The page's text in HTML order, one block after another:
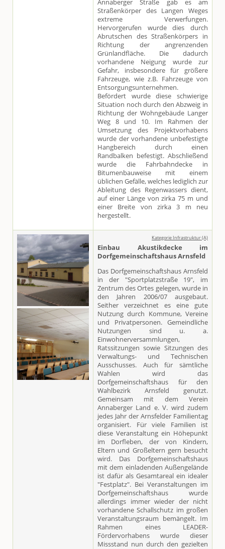
Annaberger Straße gab es am
Straßenkörper des Langen Weges
extreme Verwerfungen.
Hervorgerufen wurde dies durch
Abrutschen des Straßenkörpers in
Richtung der angrenzenden
Grünlandfläche. Die dadurch
vorhandene Neigung wurde zur
Gefahr, insbesondere für größere
Fahrzeuge, wie z.B. Fahrzeuge von
Entsorgungsunternehmen.
Befördert wurde diese schwierige
Situation noch durch den Abzweig in
Richtung der Wohngebäude Langer
Weg 8 und 10. Im Rahmen der
Umsetzung des Projektvorhabens
wurde der vorhandene unbefestigte
Hangbereich durch einen
Randbalken befestigt. Abschließend
wurde die Fahrbahndecke in
Bitumenbauweise mit einem
üblichen Gefälle, welches lediglich zur
Ableitung des Regenwassers dient,
auf einer Länge von zirka 75 m und
einer Breite von zirka 3 m neu
hergestellt.
Kategorie Infrastruktur (A)
Einbau Akustikdecke im
Dorfgemeinschaftshaus Arnsfeld
Das Dorfgemeinschaftshaus Arnsfeld
in der "Sportplatzstraße 19", im
Zentrum des Ortes gelegen, wurde in
den Jahren 2006/07 ausgebaut.
Seither verzeichnet es eine gute
Nutzung durch Kommune, Vereine
und Privatpersonen. Gemeindliche
Nutzungen sind u. a.
Einwohnerversammlungen,
Ratssitzungen sowie Sitzungen des
Verwaltungs- und Technischen
Ausschusses. Auch für sämtliche
Wahlen wird das
Dorfgemeinschaftshaus für den
Wahlbezirk Arnsfeld genutzt.
Gemeinsam mit dem Verein
Annaberger Land e. V. wird zudem
jedes Jahr der Arnsfelder Familientag
organisiert. Für viele Familien ist
diese Veranstaltung ein Höhepunkt
im Dorfleben, der von Kindern,
Eltern und Großeltern gern besucht
wird. Das Dorfgemeinschaftshaus
mit dem einladenden Außengelände
ist dafür als Gesamtareal ein idealer
"Festplatz". Bei Veranstaltungen im
Dorfgemeinschaftshaus wurde
allerdings immer wieder der nicht
vorhandene Schallschutz im großen
Veranstaltungsraum bemängelt. Im
Rahmen eines LEADER-
Fördervorhabens wurde dieser
Missstand nun durch den gezielten